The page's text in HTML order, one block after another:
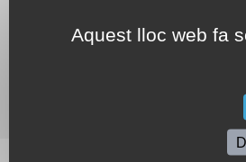
Aquest lloc web fa